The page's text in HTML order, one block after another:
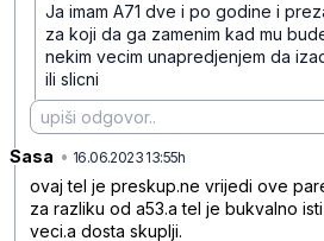
Ja imam A71 dve i po godine i
za koji da ga zamenim kad mu
nekim vecim unapredjenjem da
ili slicni
Sasa • 16.06.2023 13:55h
ovaj tel je preskup.ne vrijedi ove
za razliku od a53.a tel je bukvalno
veci.a dosta skuplji.